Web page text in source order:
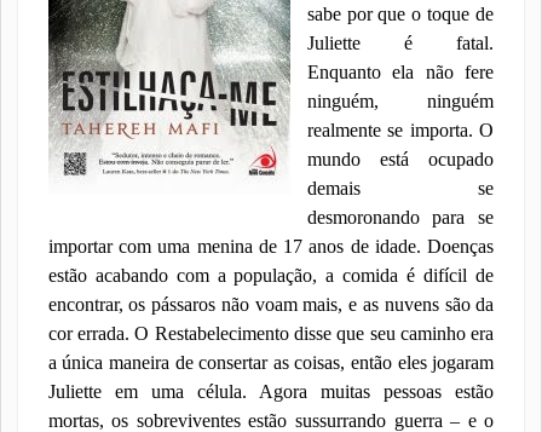
sabe por que o toque de
Juliette é fatal.
Enquanto ela não fere
ninguém, ninguém
realmente se importa. O
mundo está ocupado
demais se
desmoronando para se
importar com uma menina de 17 anos de idade. Doenças
estão acabando com a população, a comida é difícil de
encontrar, os pássaros não voam mais, e as nuvens são da
cor errada. O Restabelecimento disse que seu caminho era
a única maneira de consertar as coisas, então eles jogaram
Juliette em uma célula. Agora muitas pessoas estão
mortas, os sobreviventes estão sussurrando guerra – e o